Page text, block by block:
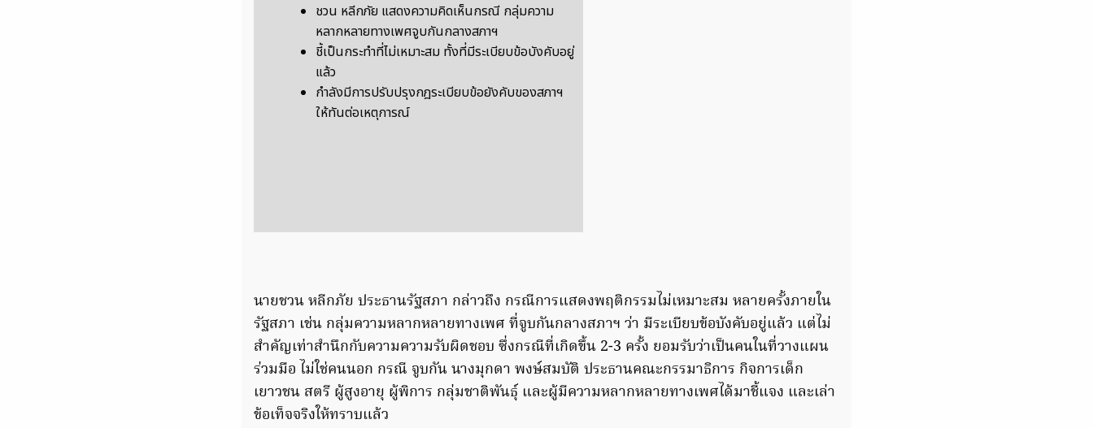
ชวน หลีกภัย แสดงความคิดเห็นกรณี กลุ่มความ
หลากหลายทางเพศจูบกันกลางสภาฯ
ชี้เป็นกระทำที่ไม่เหมาะสม ทั้งที่มีระเบียบข้อบังคับอยู่
แล้ว
กำลังมีการปรับปรุงกฎระเบียบข้อยังคับของสภาฯ
ให้ทันต่อเหตุการณ์
นายชวน หลีกภัย ประธานรัฐสภา กล่าวถึง กรณีการแสดงพฤติกรรมไม่เหมาะสม หลายครั้งภายใน
รัฐสภา เช่น กลุ่มความหลากหลายทางเพศ ที่จูบกันกลางสภาฯ ว่า มีระเบียบข้อบังคับอยู่แล้ว แต่ไม่
สำคัญเท่าสำนึกกับความความรับผิดชอบ ซึ่งกรณีที่เกิดขึ้น 2-3 ครั้ง ยอมรับว่าเป็นคนในที่วางแผน
ร่วมมือ ไม่ใช่คนนอก กรณี จูบกัน นางมุกดา พงษ์สมบัติ ประธานคณะกรรมาธิการ กิจการเด็ก
เยาวชน สตรี ผู้สูงอายุ ผู้พิการ กลุ่มชาติพันธุ์ และผู้มีความหลากหลายทางเพศได้มาชี้แจง และเล่า
ข้อเท็จจริงให้ทราบแล้ว